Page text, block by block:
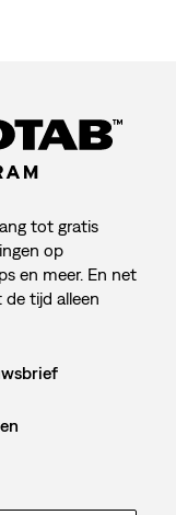
tot gratis
op
en meer. En net
de tijd alleen